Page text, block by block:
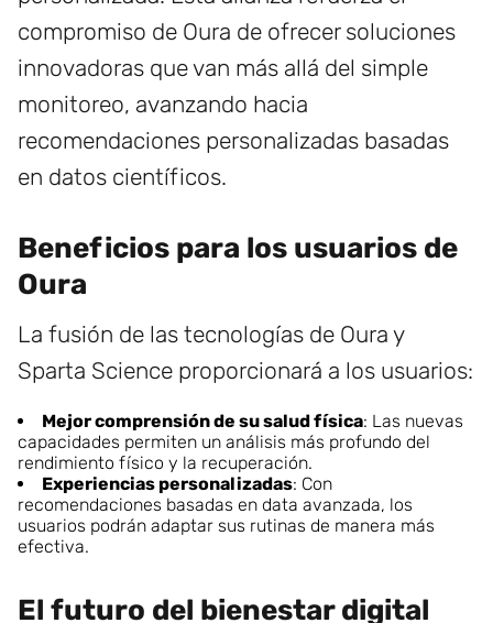
compromiso de Oura de ofrecer soluciones
innovadoras que van más allá del simple
monitoreo, avanzando hacia
recomendaciones personalizadas basadas
en datos científicos.
Beneficios para los usuarios de
Oura
La fusión de las tecnologías de Oura y
Sparta Science proporcionará a los usuarios:
Mejor comprensión de su salud física: Las nuevas
capacidades permiten un análisis más profundo del
rendimiento físico y la recuperación.
Experiencias personalizadas: Con
recomendaciones basadas en data avanzada, los
usuarios podrán adaptar sus rutinas de manera más
efectiva.
El futuro del bienestar digital